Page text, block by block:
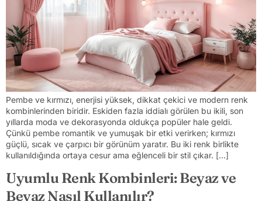
Pembe ve kırmızı, enerjisi yüksek, dikkat çekici ve modern renk
kombinlerinden biridir. Eskiden fazla iddialı görülen bu ikili, son
yıllarda moda ve dekorasyonda oldukça popüler hale geldi.
Çünkü pembe romantik ve yumuşak bir etki verirken; kırmızı
güçlü, sıcak ve çarpıcı bir görünüm yaratır. Bu iki renk birlikte
kullanıldığında ortaya cesur ama eğlenceli bir stil çıkar. […]
Uyumlu Renk Kombinleri: Beyaz ve
Beyaz Nasıl Kullanılır?